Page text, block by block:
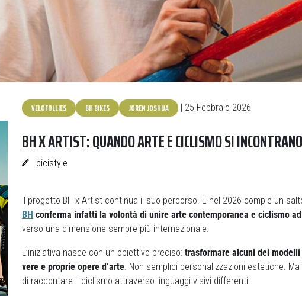
VELOFOLLIES BH BIKES JOREN JOSHUA | 25 Febbraio 2026
BH X ARTIST: QUANDO ARTE E CICLISMO SI
bicistyle
Il progetto BH x Artist continua il suo percorso. E nel 2026 compie un
BH conferma infatti la volontà di unire arte contemporanea e ciclismo
verso una dimensione sempre più internazionale.
L’iniziativa nasce con un obiettivo preciso: trasformare alcuni dei
vere e proprie opere d’arte. Non semplici personalizzazioni estetiche.
di raccontare il ciclismo attraverso linguaggi visivi differenti.